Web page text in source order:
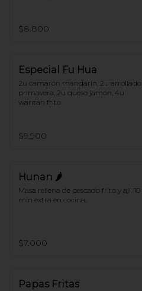
$8.800
Especial Fu Hua
2u camarón mandarín, 2u arrollado
primavera, 2u queso jamón, 4u
wantan frito
$9.900
Hunan 🌶
Masa rellena de pescado frito y ají. 10
min extra en cocina.
$7.000
Papas Fritas